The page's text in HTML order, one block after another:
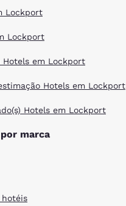
Lockport
Lockport
Hotels em Lockport
Hotels em Lockport
Hotels em Lockport
marca